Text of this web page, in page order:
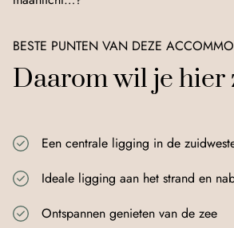
BESTE PUNTEN VAN DEZE
Daarom wil je hier
Een centrale ligging in de
Ideale ligging aan het strand en
Ontspannen genieten van de zee